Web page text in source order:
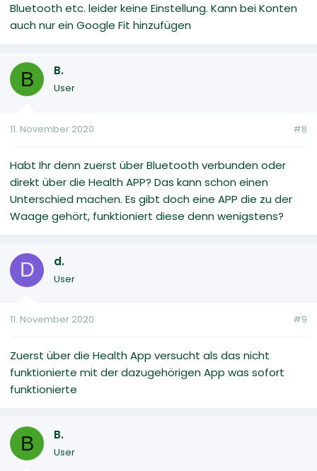
Bluetooth etc. leider keine Einstellung. Kann bei Konten
auch nur ein Google Fit hinzufügen
B B.
User
11. November 2020 #8
Habt Ihr denn zuerst über Bluetooth verbunden oder
direkt über die Health APP? Das kann schon einen
Unterschied machen. Es gibt doch eine APP die zu der
Waage gehört, funktioniert diese denn wenigstens?
D d.
User
11. November 2020 #9
Zuerst über die Health App versucht als das nicht
funktionierte mit der dazugehörigen App was sofort
funktionierte
B B.
User